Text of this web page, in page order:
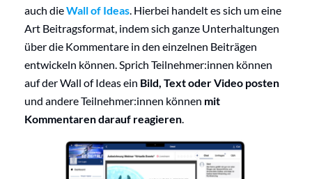
auch dieWall of Ideas. Hierbei handelt es sich um eine
Art Beitragsformat, indem sich ganze Unterhaltungen
über die Kommentare in den einzelnen Beiträgen
entwickeln können. Sprich Teilnehmer:innen können
auf der Wall of Ideas ein Bild, Text oder Video posten
und andere Teilnehmer:innen können mit
Kommentaren darauf reagieren.